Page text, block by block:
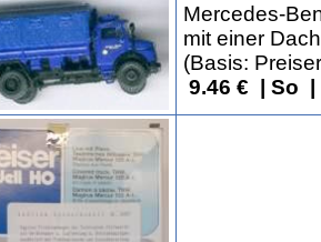
Mercedes-
mit einer
(Basis:
9.46 € | So